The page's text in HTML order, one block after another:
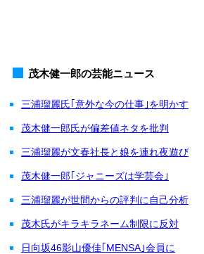
茂木健一郎の芸能ニュース
三浦瑠麗氏｢意外な今の仕事｣を明かす
茂木健一郎氏が偏差値ネタを批判
三浦瑠麗が文春社長と娘を連れ夜遊び
茂木健一郎｢ジャニーズは学芸会｣
三浦瑠麗が世間からの評判に自己分析
茂木氏がキラキラネーム制限に反対
日向坂46影山優佳｢MENSA｣会員に